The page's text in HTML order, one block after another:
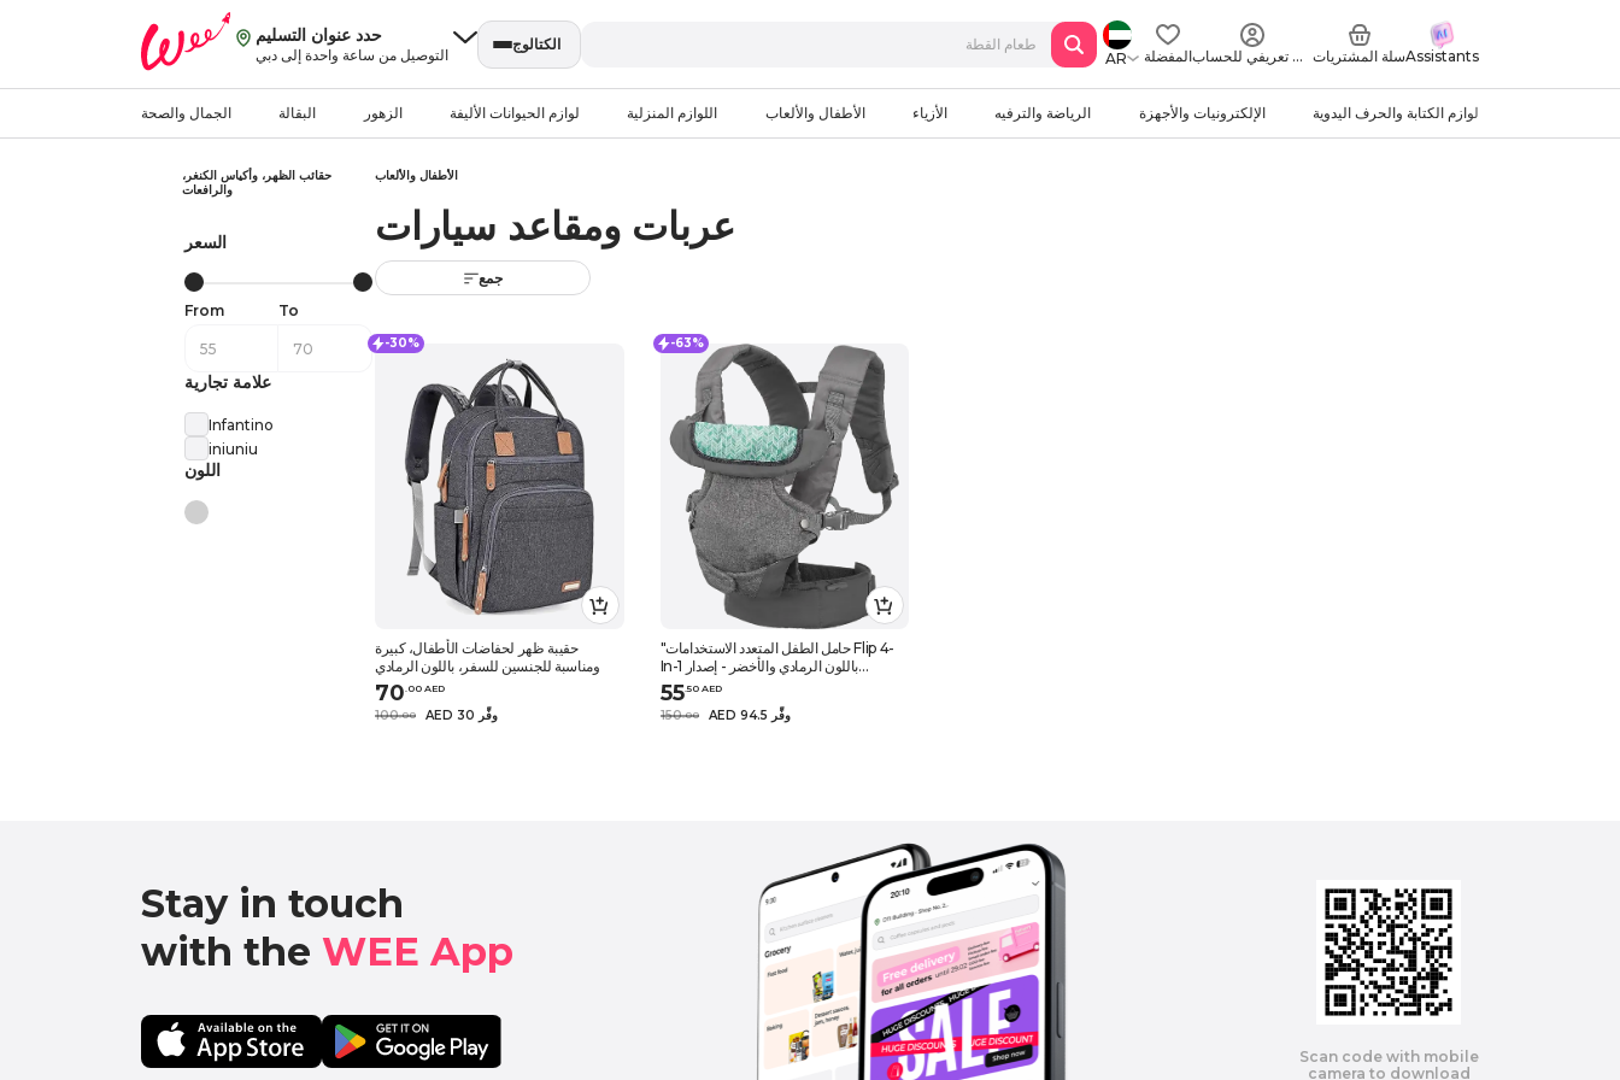
حدد عنوان التسليم
التوصيل من ساعة واحدة إلى دبي
الكتالوج
AR
المفضلة ملف تعريفي للحساب سلة المشترياتAssistants
الجمال والصحة البقالة الزهور لوازم الحيوانات الأليفة اللوازم المنزلية الأطفال والألعاب الأزياء الرياضة والترفيه الإلكترونيات والأجهزة لوازم الكتابة والحرف اليدوية
الأطفال والألعاب
عربات ومقاعد سيارات
جمع
-30%
حقيبة ظهر لحفاضات الأطفال، كبيرة
ومناسبة للجنسين للسفر، باللون الرمادي
70.00 AED
100.00 AED 30 وفِّر
-63%
"حامل الطفل المتعدد الاستخدامات Flip 4-
In-1 باللون الرمادي والأخضر - إصدار
الظهيرة"
55.50 AED
150.00 AED 94.5 وفِّر
حقائب الظهر، وأكياس الكنغر،
والرافعات
السعر
From To
علامة تجارية
Infantino
iniuniu
اللون
Stay in touch
with the WEE App
Scan code with mobile
camera to download